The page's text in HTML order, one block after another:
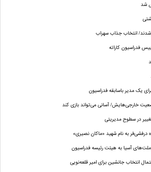
شد
انتخاب جذاب سهراب
فدراسیون کاراته
یک مدیر باسابقه فدراسیون
خارجی‌هایش/ آسانی می‌تواند بازی کند
در سطوح مدیریتی
ملت‌های آسیا به هیئت رئیسه فدراسیون
انتخاب جانشین برای امیر قلعه‌نویی